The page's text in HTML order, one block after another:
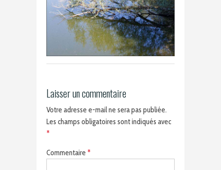
Laisser un commentaire
Votre adresse e-mail ne sera pas publiée.
Les champs obligatoires sont indiqués avec
*
Commentaire *